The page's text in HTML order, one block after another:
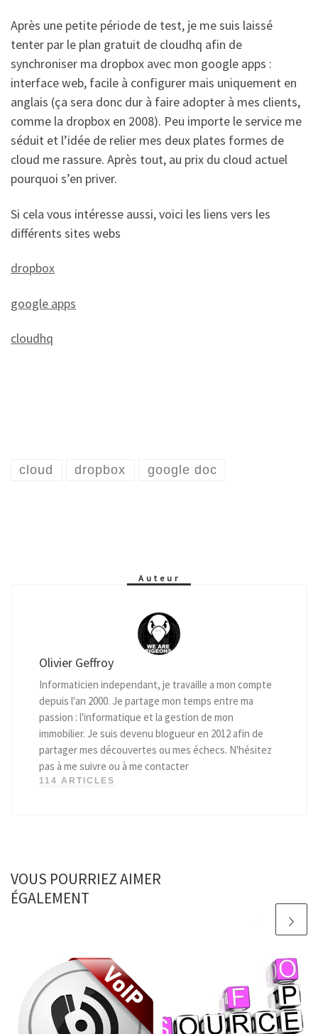
Après une petite période de test, je me suis laissé
tenter par le plan gratuit de cloudhq afin de
synchroniser ma dropbox avec mon google apps :
interface web, facile à configurer mais uniquement en
anglais (ça sera donc dur à faire adopter à mes clients,
comme la dropbox en 2008). Peu importe le service me
séduit et l’idée de relier mes deux plates formes de
cloud me rassure. Après tout, au prix du cloud actuel
pourquoi s’en priver.
Si cela vous intéresse aussi, voici les liens vers les
différents sites webs
dropbox
google apps
cloudhq
cloud dropbox google doc
Auteur
Olivier Geffroy
Informaticien independant, je travaille a mon compte
depuis l'an 2000. Je partage mon temps entre ma
passion : l'informatique et la gestion de mon
immobilier. Je suis devenu blogueur en 2012 afin de
partager mes découvertes ou mes échecs. N'hésitez
pas à me suivre ou à me contacter
114 ARTICLES
VOUS POURRIEZ AIMER
ÉGALEMENT